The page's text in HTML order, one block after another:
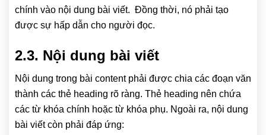
chính vào nội dung bài viết. Đồng thời, nó phải tạo
được sự hấp dẫn cho người đọc.
2.3. Nội dung bài viết
Nội dung trong bài content phải được chia các đoạn văn
thành các thẻ heading rõ ràng. Thẻ heading nên chứa
các từ khóa chính hoặc từ khóa phụ. Ngoài ra, nội dung
bài viết còn phải đáp ứng: